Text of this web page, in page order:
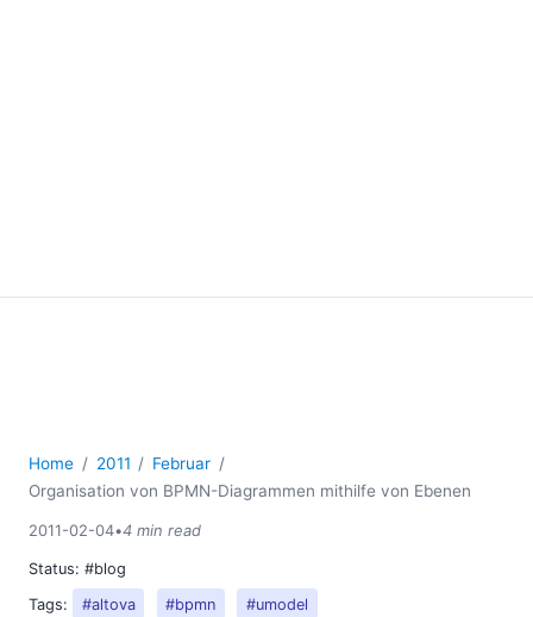
Home 2011
Februar
Organisation von BPMN-Diagrammen mithilfe von Ebenen
2011-02-04•4 min read
Status: #blog
Tags:
#altova #bpmn #umodel